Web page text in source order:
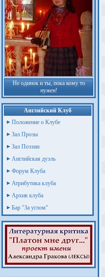
Не одинок и ты, пока кому то
нужен!
Английский Клуб
Положение о Клубе
Зал Прозы
Зал Поэзии
Английская дуэль
Форум Клуба
Атрибутика клуба
Архив клуба
Бар "За углом"